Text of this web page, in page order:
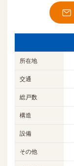
所在地
交通
総戸数
構造
設備
その他